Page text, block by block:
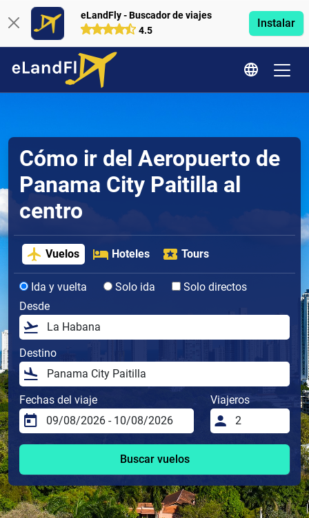
eLandFly - Buscador de viajes
4.5
Instalar
Cómo ir del Aeropuerto de
Panama City Paitilla al
centro
Vuelos Hoteles Tours
Ida y vuelta Solo ida
Solo directos
Desde
Destino
Fechas del viaje Viajeros
Buscar vuelos